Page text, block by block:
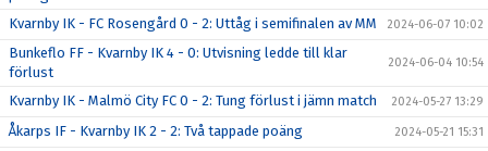
Kvarnby IK - FC Rosengård 0 - 2: Uttåg i semifinalen av MM
2024-06-07 10:02
Bunkeflo FF - Kvarnby IK 4 - 0: Utvisning ledde till klar
förlust
2024-06-04 10:54
Kvarnby IK - Malmö City FC 0 - 2: Tung förlust i jämn match 2024-05-27 13:29
Åkarps IF - Kvarnby IK 2 - 2: Två tappade poäng 2024-05-21 15:31